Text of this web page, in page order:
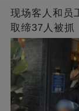
现场客人和员
取缔37人被抓